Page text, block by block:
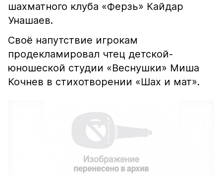
шахматного клуба «Ферзь» Кайдар
Унашаев.
Своё напутствие игрокам
продекламировал чтец детской-
юношеской студии «Веснушки» Миша
Кочнев в стихотворении «Шах и мат».